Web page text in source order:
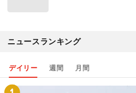
ニュースランキング
デイリー 週間 月間